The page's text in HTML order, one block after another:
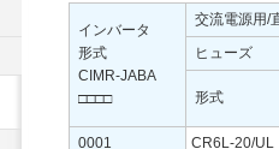
インバータ
形式
CIMR-JABA
□□□□
交流電源用/
ヒューズ
形式
0001
CR6L-20/UL